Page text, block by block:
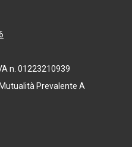
n. 01223210939
Prevalente A